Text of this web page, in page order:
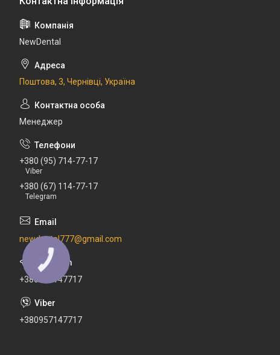
NewDental
Поштова, 3, Чернівці, Україна
Менеджер
+380 (95) 714-77-17
Viber
+380 (67) 114-77-17
Telegram
newdental777@gmail.com
+380671147717
+380957147717
КНОПКА
ЗВ'ЯЗКУ